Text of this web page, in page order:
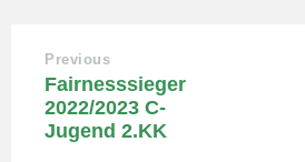
Previous
Fairnesssieger
2022/2023 C-
Jugend 2.KK